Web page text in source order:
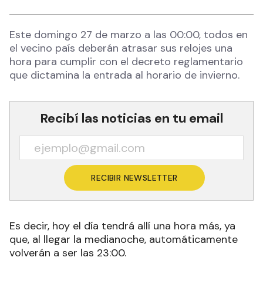
Este domingo 27 de marzo a las 00:00, todos en
el vecino país deberán atrasar sus relojes una
hora para cumplir con el decreto reglamentario
que dictamina la entrada al horario de invierno.
Recibí las noticias en tu email
RECIBIR NEWSLETTER
Es decir, hoy el día tendrá allí una hora más, ya
que, al llegar la medianoche, automáticamente
volverán a ser las 23:00.